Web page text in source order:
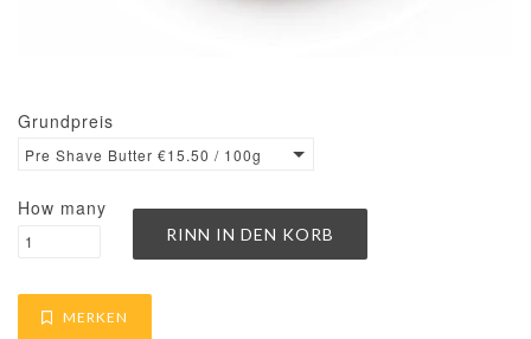
Grundpreis
Pre Shave Butter €15.50 / 100g
How many
MERKEN